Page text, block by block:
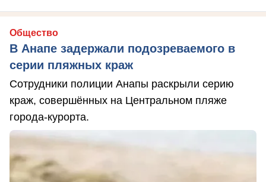
Общество
В Анапе задержали подозреваемого в
серии пляжных краж
Сотрудники полиции Анапы раскрыли серию
краж, совершённых на Центральном пляже
города-курорта.